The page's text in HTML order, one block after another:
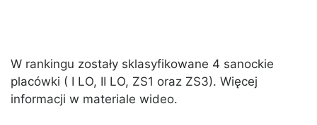
W rankingu zostały sklasyfikowane 4 sanockie
placówki ( I LO, II LO, ZS1 oraz ZS3). Więcej
informacji w materiale wideo.